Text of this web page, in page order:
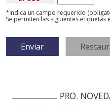
*Indica un campo requerido
Se permiten las siguientes etiquetas
PRO.